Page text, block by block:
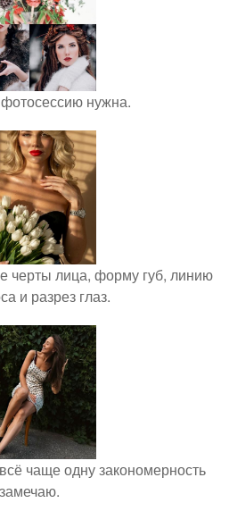
нужна.
черты лица, форму губ, линию
и разрез глаз.
чаще одну закономерность
замечаю.